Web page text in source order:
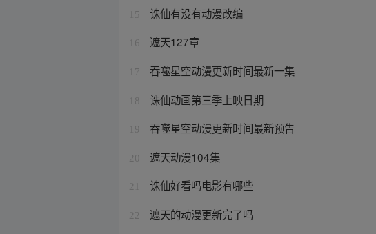
15 诛仙有没有动漫改编
16 遮天127章
17 吞噬星空动漫更新时间最新一集
18 诛仙动画第三季上映日期
19 吞噬星空动漫更新时间最新预告
20 遮天动漫104集
21 诛仙好看吗电影有哪些
22 遮天的动漫更新完了吗